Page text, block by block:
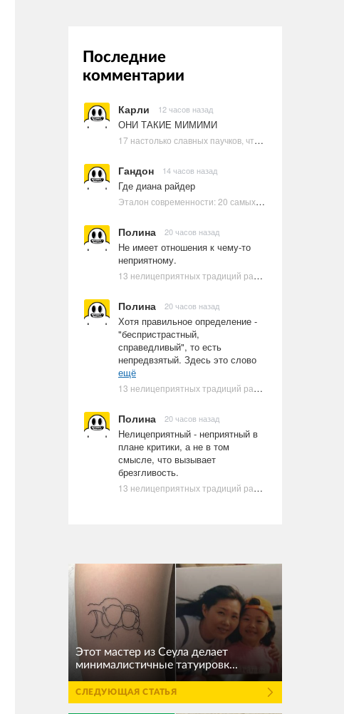
Последние
комментарии
Карли 12 часов назад
ОНИ ТАКИЕ МИМИМИ
17 настолько славных паучков, что даже у арахнофобов появится желание их погладить
Гандон 14 часов назад
Где диана райдер
Эталон современности: 20 самых красивых и привлекательных актрис Голливуда, по мнению Google | Ультрамарин
Полина 20 часов назад
Не имеет отношения к чему-то
неприятному.
13 нелицеприятных традиций разных стран, которые могут шокировать неподготовленного человека
Полина 20 часов назад
Хотя правильное определение -
"беспристрастный,
справедливый", то есть
непредвзятый. Здесь это слово
ещё
13 нелицеприятных традиций разных стран, которые могут шокировать неподготовленного человека
Полина 20 часов назад
Нелицеприятный - неприятный в
плане критики, а не в том
смысле, что вызывает
брезгливость.
13 нелицеприятных традиций разных стран, которые могут шокировать неподготовленного человека
Этот мастер из Сеула делает
минималистичные татуировк...
СЛЕДУЮЩАЯ СТАТЬЯ